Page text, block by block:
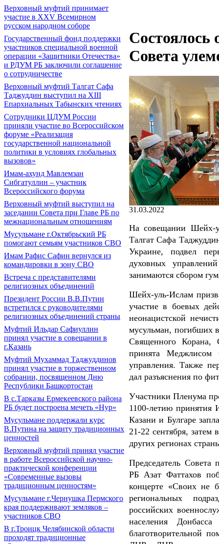
Верховный муфтий принимает
участие в XXV Всемирном
русском народном соборе
Государственный фонд поддержки
участников специальной военной
операции «Защитники Отечества»
и РДУМ РБ заключили соглашение
о сотрудничестве
Верховный муфтий Талгат Сафа
Таджуддин выступил на ХIII
Епархиальных Табынских чтениях
Сотрудники ЦДУМ России
приняли участие во Всероссийском
форуме «Реализация
государственной национальной
политики в условиях глобальных
вызовов»
Имам-ахунд Мавлемзан
Сибгатуллин – участник
Всероссийского форума
Верховный муфтий выступил на
заседании Совета при Главе РБ по
межнациональным отношениям
Мусульмане г.Октябрьский РБ
помогают семьям участников СВО
Имам Рафис Сафин вернулся из
командировки в зону СВО
Встреча с представителями
религиозных объединений
Президент России В.В.Путин
встретился с руководителями
религиозных объединений страны
Муфтий Ильдар Сафиуллин
принял участие в совещании в
г.Казань
Муфтий Мухаммад Таджуддинов
принял участие в торжественном
собрании, посвященном Дню
Республики Башкортостан
В с.Тарказы Ермекеевского района
РБ будет построена мечеть «Нур»
Мусульмане поддержали курс
В.Путина на защиту традиционных
ценностей
Верховный муфтий принял участие
в работе Всероссийской научно-
практической конференции
«Современные вызовы
традиционным ценностям»
Мусульмане г.Чернушка Пермского
края поддерживают земляков –
участников СВО
В г.Троицк Челябинской области
проходят традиционные
Состоялось
Совета
31.03.2022
На совещании Шейх-
Талгат Сафа
Украине, подвел
духовных
занимаются сбором
Шейх-уль-Ислам
участие в боевых
неонацистской
мусульман, погибших
Священного
принята
управления. Также
дал разъяснения по
Участники Пленума
1100-летию принятия
Казани и Булгаре
21-22 сентября,
других регионах
Председатель Совета
РБ Азат Фаттахов
концерте «Своих
региональных
российских
населения
благотворительной